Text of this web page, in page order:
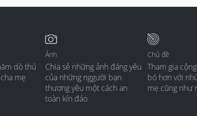
dò thú
mẹ
Ảnh
Chia sẻ những ảnh đáng yêu
của những nggười bạn
thương yêu một cách an
toàn kín đáo
Chủ đề
Tham gia
bó hơn với
mẹ cũng như